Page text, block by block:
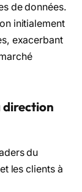
de données.
initialement
exacerbant
direction
du
les clients à